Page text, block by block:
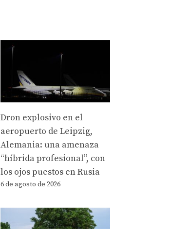
Dron explosivo en el
aeropuerto de Leipzig,
Alemania: una amenaza
“híbrida profesional”, con
los ojos puestos en Rusia
6 de agosto de 2026